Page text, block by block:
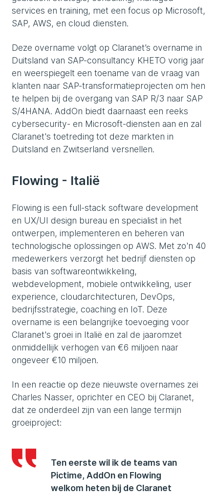
services en training, met een focus op Microsoft,
SAP, AWS, en cloud diensten.
Deze overname volgt op Claranet’s overname in
Duitsland van SAP-consultancy KHETO vorig jaar
en weerspiegelt een toename van de vraag van
klanten naar SAP-transformatieprojecten om hen
te helpen bij de overgang van SAP R/3 naar SAP
S/4HANA. AddOn biedt daarnaast een reeks
cybersecurity- en Microsoft-diensten aan en zal
Claranet's toetreding tot deze markten in
Duitsland en Zwitserland versnellen.
Flowing - Italië
Flowing is een full-stack software development
en UX/UI design bureau en specialist in het
ontwerpen, implementeren en beheren van
technologische oplossingen op AWS. Met zo'n 40
medewerkers verzorgt het bedrijf diensten op
basis van softwareontwikkeling,
webdevelopment, mobiele ontwikkeling, user
experience, cloudarchitecturen, DevOps,
bedrijfsstrategie, coaching en IoT. Deze
overname is een belangrijke toevoeging voor
Claranet's groei in Italië en zal de jaaromzet
onmiddellijk verhogen van €6 miljoen naar
ongeveer €10 miljoen.
In een reactie op deze nieuwste overnames zei
Charles Nasser, oprichter en CEO bij Claranet,
dat ze onderdeel zijn van een lange termijn
groeiproject:
Ten eerste wil ik de teams van
Pictime, AddOn en Flowing
welkom heten bij de Claranet